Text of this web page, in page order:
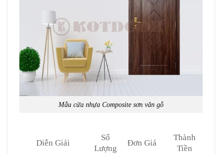
Mẫu cửa nhựa Composite sơn vân gỗ
Diễn Giải
Số
Lượng
Đơn Giá
Thành
Tiền